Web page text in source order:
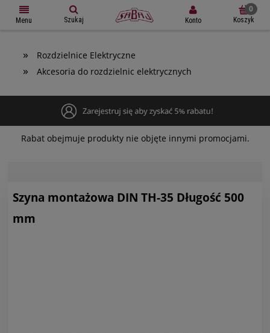
Menu Szukaj Konto Koszyk
» Rozdzielnice Elektryczne
» Akcesoria do rozdzielnic elektrycznych
Rabat obejmuje produkty nie objęte innymi promocjami.
Szyna montażowa DIN TH-35 Długość 500
mm